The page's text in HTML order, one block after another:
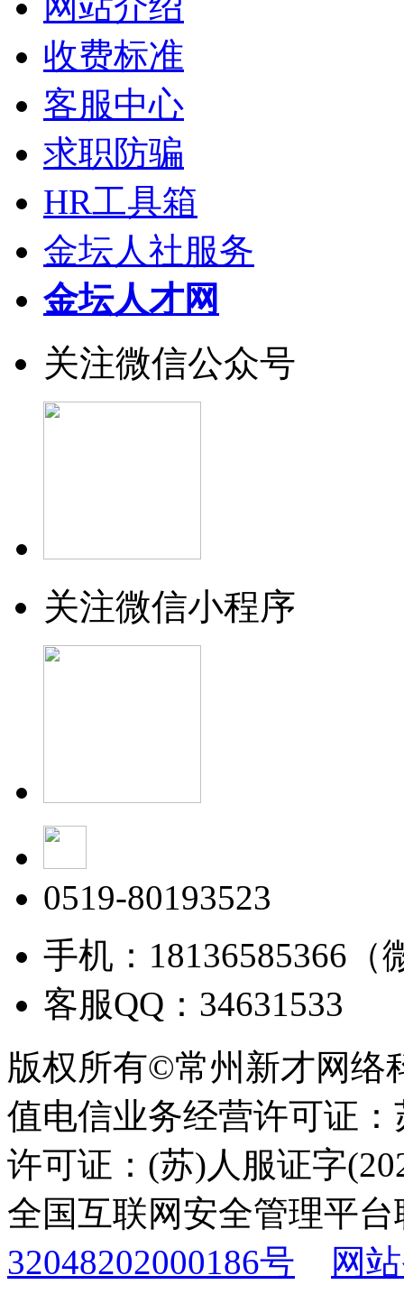
收费标准
客服中心
求职防骗
HR工具箱
金坛人社服务
金坛人才网
关注微信公众号
关注微信小程序
0519-80193523
手机：18136585366（
客服QQ：34631533
版权所有©常州新才网络
值电信业务经营许可证
许可证：(苏)人服证字
全国互联网安全管理平
32048202000186号
网